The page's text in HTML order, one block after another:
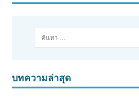
บทความล่าสุด